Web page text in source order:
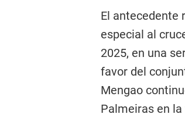
El antecedente
especial al
2025, en una
favor del
Mengao
Palmeiras en la